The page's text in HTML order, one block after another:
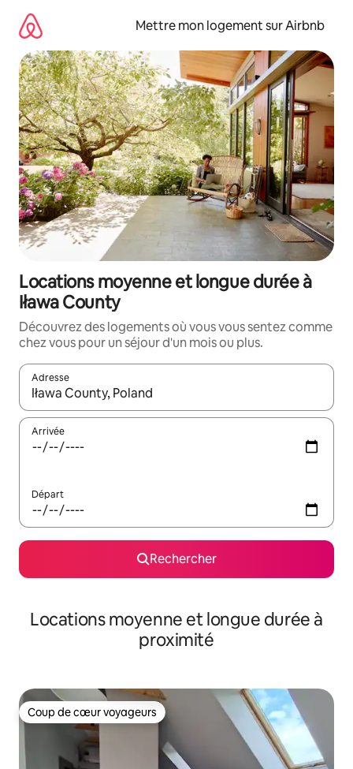
directement
contenu
Mettre mon logement sur Airbnb
Locations moyenne et longue durée à
Iława County
Découvrez des logements où vous vous sentez comme
chez vous pour un séjour d'un mois ou plus.
Adresse
Lorsque les résultats s'affichent, utilisez les flèches vers le
Arrivée
Départ
Rechercher
Locations moyenne et longue durée à
proximité
Coup de cœur voyageurs
Coup de cœur voyageurs